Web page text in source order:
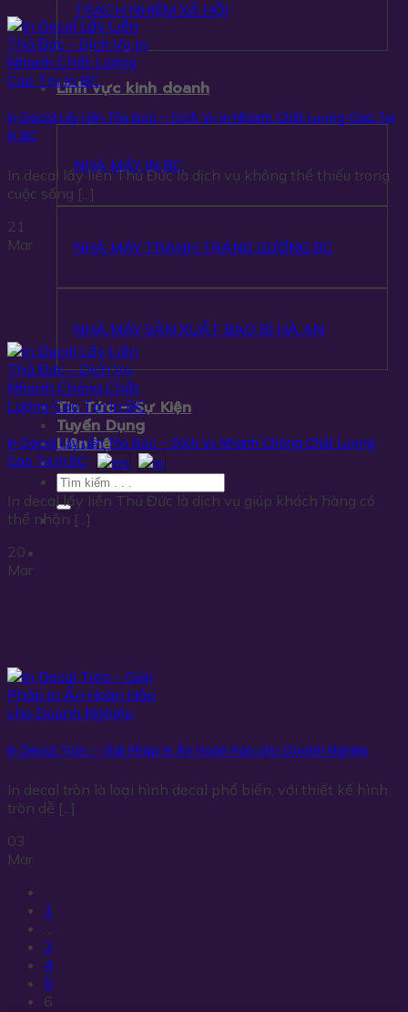
TRÁCH NHIỆM XÃ HỘI
Lĩnh vực kinh doanh
NHÀ MÁY IN BC
NHÀ MÁY TRANH TRÁNG GƯƠNG BC
NHÀ MÁY SẢN XUẤT BAO BÌ HÀ AN
Tin Tức – Sự Kiện
Tuyển Dụng
Liên hệ
In Decal Lấy Liền Thủ Đức – Dịch Vụ In Nhanh Chất Lượng Cao Tại
In BC
In decal lấy liền Thủ Đức là dịch vụ không thể thiếu trong
cuộc sống [...]
21
Mar
In Decal Lấy Liền Thủ Đức – Dịch Vụ Nhanh Chóng Chất Lượng
Cao Tại In BC
In decal lấy liền Thủ Đức là dịch vụ giúp khách hàng có
thể nhận [...]
20
Mar
In Decal Tròn – Giải Pháp In Ấn Hoàn Hảo cho Doanh Nghiệp
In decal tròn là loại hình decal phổ biến, với thiết kế hình
tròn dễ [...]
03
Mar
1
…
3
4
5
6